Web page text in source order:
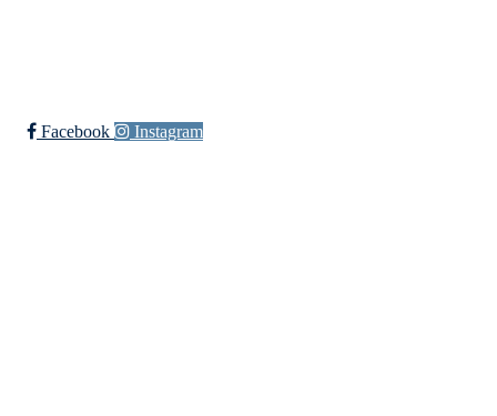
Facebook Instagram